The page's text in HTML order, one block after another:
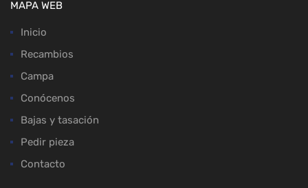
MAPA WEB
Inicio
Recambios
Campa
Conócenos
Bajas y tasación
Pedir pieza
Contacto